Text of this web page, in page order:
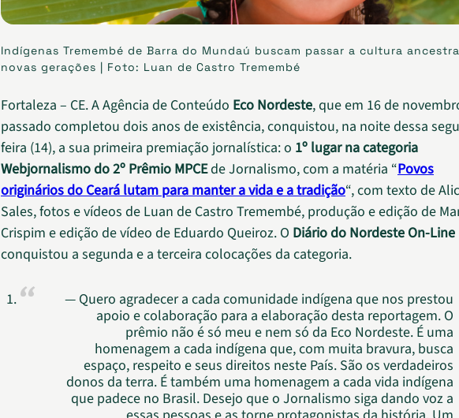
Indígenas Tremembé de Barra do Mundaú buscam passar a cultura
novas gerações | Foto: Luan de Castro Tremembé
Fortaleza – CE. A Agência de Conteúdo Eco Nordeste, que em 16 de
passado completou dois anos de existência, conquistou, na noite dessa
feira (14), a sua primeira premiação jornalística: o 1º lugar na categoria
Webjornalismo do 2º Prêmio MPCEde Jornalismo, com a matéria “Povos
originários do Ceará lutam para manter a vida e a tradição“, com texto de
Sales, fotos e vídeos de Luan de Castro Tremembé, produção e edição de
Crispim e edição de vídeo de Eduardo Queiroz. O Diário do Nordeste On-Line
conquistou a segunda e a terceira colocações da categoria.
Quero agradecer a cada comunidade indígena que nos prestou
apoio e colaboração para a elaboração desta reportagem. O
prêmio não é só meu e nem só da Eco Nordeste. É uma
homenagem a cada indígena que, com muita bravura, busca
espaço, respeito e seus direitos neste País. São os verdadeiros
donos da terra. É também uma homenagem a cada vida indígena
que padece no Brasil. Desejo que o Jornalismo siga dando voz a